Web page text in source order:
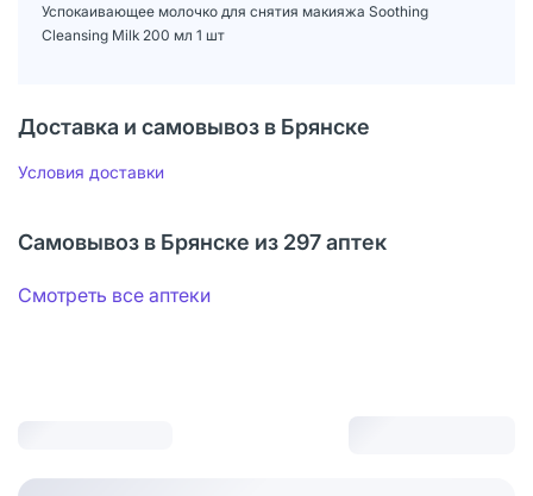
Успокаивающее молочко для снятия макияжа Soothing
Cleansing Milk 200 мл 1 шт
Доставка и самовывоз в Брянске
Условия доставки
Самовывоз в Брянске из 297 аптек
Смотреть все аптеки